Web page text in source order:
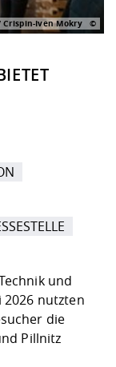
und
2026 nutzten
die
Pillnitz
Crispin-Iven Mokry